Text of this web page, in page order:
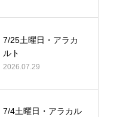
7/25土曜日・アラカ
ルト
2026.07.29
7/4土曜日・アラカル